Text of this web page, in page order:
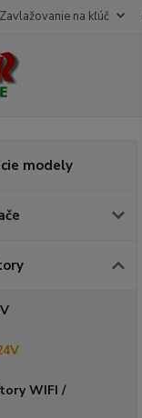
Zavlažovanie na kľúč
modely
WIFI /